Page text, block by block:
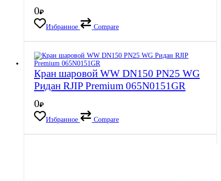
0₽
Избранное
Compare
Кран шаровой WW DN150 PN25 WG
Ридан RJIP Premium 065N0151GR
0₽
Избранное
Compare